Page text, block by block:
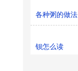
各种粥的做法
钡怎么读